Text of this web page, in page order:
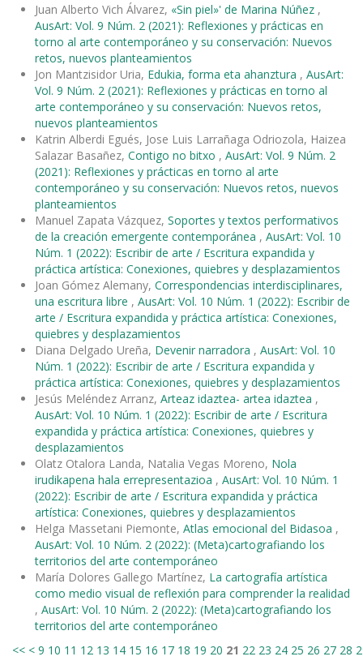
Juan Alberto Vich Álvarez, «Sin piel»' de Marina Núñez ,
AusArt: Vol. 9 Núm. 2 (2021): Reflexiones y prácticas en
torno al arte contemporáneo y su conservación: Nuevos
retos, nuevos planteamientos
Jon Mantzisidor Uria, Edukia, forma eta ahanztura , AusArt:
Vol. 9 Núm. 2 (2021): Reflexiones y prácticas en torno al
arte contemporáneo y su conservación: Nuevos retos,
nuevos planteamientos
Katrin Alberdi Egués, Jose Luis Larrañaga Odriozola, Haizea
Salazar Basañez, Contigo no bitxo , AusArt: Vol. 9 Núm. 2
(2021): Reflexiones y prácticas en torno al arte
contemporáneo y su conservación: Nuevos retos, nuevos
planteamientos
Manuel Zapata Vázquez, Soportes y textos performativos
de la creación emergente contemporánea , AusArt: Vol. 10
Núm. 1 (2022): Escribir de arte / Escritura expandida y
práctica artística: Conexiones, quiebres y desplazamientos
Joan Gómez Alemany, Correspondencias interdisciplinares,
una escritura libre , AusArt: Vol. 10 Núm. 1 (2022): Escribir de
arte / Escritura expandida y práctica artística: Conexiones,
quiebres y desplazamientos
Diana Delgado Ureña, Devenir narradora , AusArt: Vol. 10
Núm. 1 (2022): Escribir de arte / Escritura expandida y
práctica artística: Conexiones, quiebres y desplazamientos
Jesús Meléndez Arranz, Arteaz idaztea- artea idaztea ,
AusArt: Vol. 10 Núm. 1 (2022): Escribir de arte / Escritura
expandida y práctica artística: Conexiones, quiebres y
desplazamientos
Olatz Otalora Landa, Natalia Vegas Moreno, Nola
irudikapena hala errepresentazioa , AusArt: Vol. 10 Núm. 1
(2022): Escribir de arte / Escritura expandida y práctica
artística: Conexiones, quiebres y desplazamientos
Helga Massetani Piemonte, Atlas emocional del Bidasoa ,
AusArt: Vol. 10 Núm. 2 (2022): (Meta)cartografiando los
territorios del arte contemporáneo
María Dolores Gallego Martínez, La cartografía artística
como medio visual de reflexión para comprender la realidad
, AusArt: Vol. 10 Núm. 2 (2022): (Meta)cartografiando los
territorios del arte contemporáneo
<< < 9 10 11 12 13 14 15 16 17 18 19 20 21 22 23 24 25 26 27 28